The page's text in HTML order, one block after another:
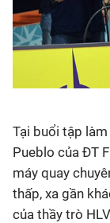
Tại buổi tập
Pueblo của ĐT
máy quay
thấp, xa gần
của thầy trò